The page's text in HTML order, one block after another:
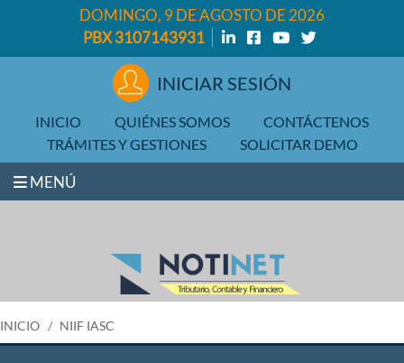
DOMINGO, 9 DE AGOSTO DE 2026
PBX 3107143931
INICIAR SESIÓN
INICIO QUIÉNES SOMOS
CONTÁCTENOS
TRÁMITES Y GESTIONES
SOLICITAR DEMO
MENÚ
INICIO NIIF IASC